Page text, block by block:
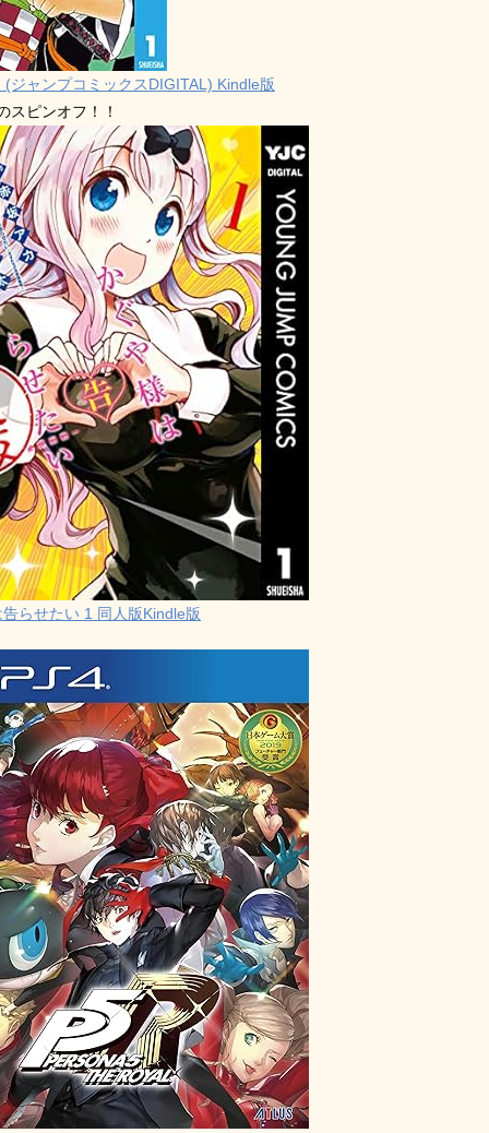
(ジャンプコミックスDIGITAL) Kindle版
スピンオフ！！
らせたい 1 同人版Kindle版